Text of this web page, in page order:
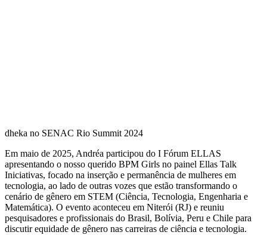
dheka no SENAC Rio Summit 2024
Em maio de 2025, Andréa participou do I Fórum ELLAS
apresentando o nosso querido BPM Girls no painel Ellas Talk
Iniciativas, focado na inserção e permanência de mulheres em
tecnologia, ao lado de outras vozes que estão transformando o
cenário de gênero em STEM (Ciência, Tecnologia, Engenharia e
Matemática). O evento aconteceu em Niterói (RJ) e reuniu
pesquisadores e profissionais do Brasil, Bolívia, Peru e Chile para
discutir equidade de gênero nas carreiras de ciência e tecnologia.